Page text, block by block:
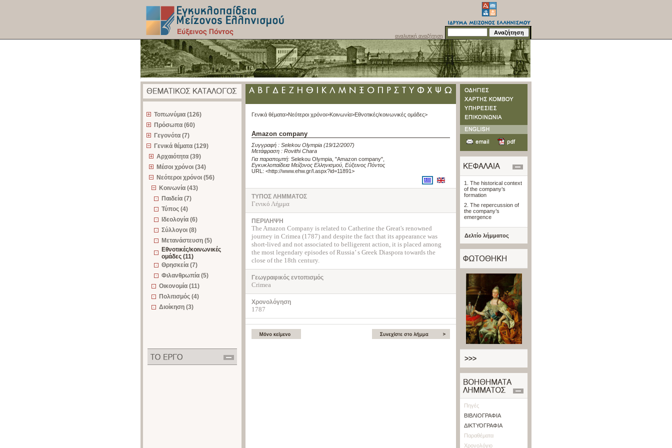
αναλυτική αναζήτηση
Τοπωνύμια (126)
Πρόσωπα (60)
Γεγονότα (7)
Γενικά θέματα (129)
Αρχαιότητα (39)
Μέσοι χρόνοι (34)
Νεότεροι χρόνοι (56)
Κοινωνία (43)
Παιδεία (7)
Τύπος (4)
Ιδεολογία (6)
Σύλλογοι (8)
Μετανάστευση (5)
Εθνοτικές/κοινωνικές
ομάδες (11)
Θρησκεία (7)
Φιλανθρωπία (5)
Οικονομία (11)
Πολιτισμός (4)
Διοίκηση (3)
Γενικά θέματα>Νεότεροι χρόνοι>Κοινωνία>Εθνοτικές/κοινωνικές ομάδες>
Amazon company
Συγγραφή : Selekou Olympia (19/12/2007)
Μετάφραση : Rovithi Chara
Για παραπομπή: Selekou Olympia, "Amazon company"
Εγκυκλοπαίδεια Μείζονος Ελληνισμού, Εύξεινος Πόντος
URL: <http://www.ehw.gr/l.aspx?id=11891>
ΤΥΠΟΣ ΛΗΜΜΑΤΟΣ
Γενικό Λήμμα
ΠΕΡΙΛΗΨΗ
The Amazon Company is related to Catherine the Great's renowned
journey in Crimea (1787) and despite the fact that its appearance was
short-lived and not associated to belligerent action, it is placed among
the most legendary episodes of Russia’ s Greek Diaspora towards the
close of the 18th century.
Γεωγραφικός εντοπισμός
Crimea
Χρονολόγηση
1787
1. The historical context
of the company’s
formation
2. The repercussion of
the company’s
emergence
Δελτίο λήμματος
>>>
Πηγές
ΒΙΒΛΙΟΓΡΑΦΙΑ
ΔΙΚΤΥΟΓΡΑΦΙΑ
Παραθέματα
Χρονολόγιο